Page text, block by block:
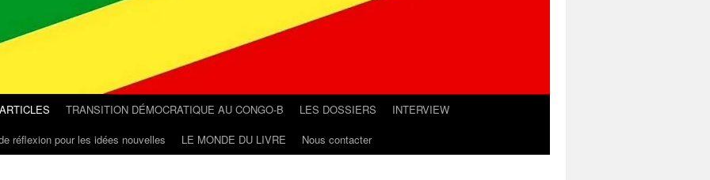
TRANSITION DÉMOCRATIQUE AU CONGO-B LES DOSSIERS
INTERVIEW
réflexion pour les idées nouvelles LE MONDE DU LIVRE Nous contacter